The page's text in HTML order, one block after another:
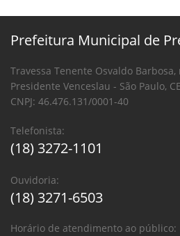
Prefeitura Municipal de
Travessa Tenente Osvaldo Barbosa,
Presidente Venceslau - São Paulo,
CNPJ: 46.476.131/0001-40
Telefonista:
(18) 3272-1101
Ouvidoria:
(18) 3271-6503
Horário de atendimento ao público: